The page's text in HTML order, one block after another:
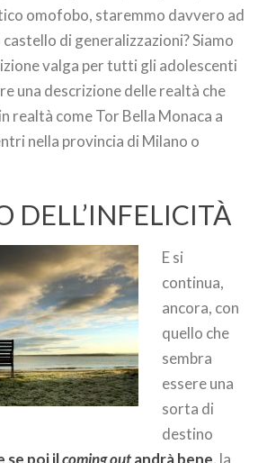
omofobo, staremmo davvero ad
di generalizzazioni? Siamo
valga per tutti gli adolescenti
una descrizione delle realtà che
realtà come Tor Bella Monaca a
nella provincia di Milano o
DELL’INFELICITÀ
E si
continua,
ancora, con
quello che
sembra
essere una
sorta di
destino
se poi ilcoming outandrà bene, la